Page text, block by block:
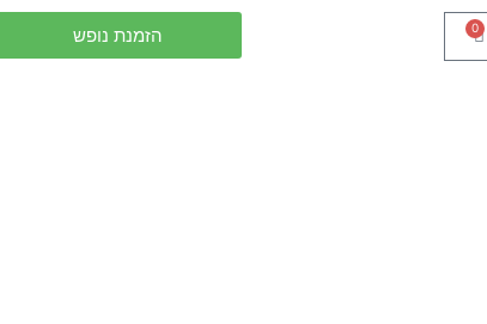
0 הזמנת נופש